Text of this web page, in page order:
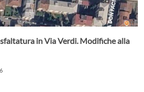
in Via Verdi. Modifiche alla